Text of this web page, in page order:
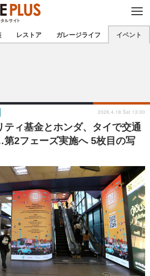
C
O
S
E
定★ 厳選プロショップを地域から探す
北陸
関西
沖縄
ト 愛車 File
ストップ！不具合修理＆粗悪修理
グ 洗車
き コーティング
防錆
レストア ガレージライフ イベント
ティ基金とホンダ、タイで交通
2フェーズ実施へ 5枚目の写
2026.4.18 Sat 13:00